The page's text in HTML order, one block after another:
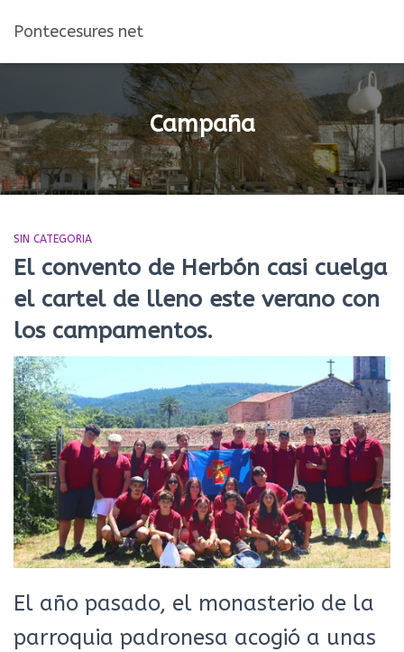
Pontecesures net
Campaña
SIN CATEGORIA
El convento de Herbón casi cuelga
el cartel de lleno este verano con
los campamentos.
El año pasado, el monasterio de la
parroquia padronesa acogió a unas